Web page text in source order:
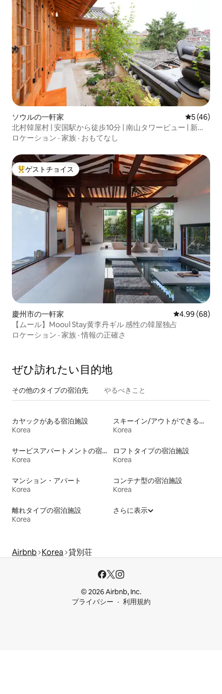
ソウルの一軒家 レビュー
5 (46)
北村韓屋村 | 安国駅から徒歩10分 | 南山タワービュー | 新築
韓屋
ロケーション · 家族 · おもてなし
大好評のゲストチョイスです。
ゲストチョイス
慶州市の一軒家 レビュー68件
4.99 (68)
【ムール】Mooul Stay黄李丹ギル 感性の韓屋独占
ロケーション · 家族 ·情報の正確さ
ぜひ訪⁠れ⁠た⁠い目⁠的⁠地
その他のタ⁠イ⁠プ⁠の宿⁠泊⁠先 やるべきこと
カヤックがある宿泊施設
Korea
スキーイン/アウトができる宿泊先
Korea
サービスアパートメントの宿泊施設
Korea
ロフトタイプの宿泊施設
Korea
マンション・アパート
Korea
コンテナ型の宿泊施設
Korea
離れタイプの宿泊施設
Korea
さらに表示
Airbnb Korea 貸別荘
© 2026 Airbnb, Inc.
プライバシー
利用規約